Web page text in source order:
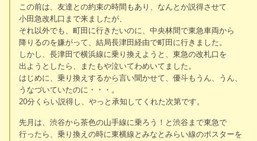
この前は、友達との約束の時間もあり、なんとか説得させて
小田急改札口まで来ましたが、
それ以外でも、町田に行きたいのに、中央林間で東急車両から
降りるのを嫌がって、結局長津田経由で町田に行きました。
しかし、長津田で横浜線に乗り換えようと、東急の改札口を
出ようとしたら、またもや泣いてわめいてました。
はじめに、乗り換えするから言い聞かせて、優斗もうん、うん、
うなづいていたのに・・・。
20分くらい説得し、やっと承知してくれた次第です。
先月は、渋谷から茶色の山手線に乗ろう！と渋谷まで東急で
行ったら、乗り換えの時に東横線とみなとみらい線のポスターを